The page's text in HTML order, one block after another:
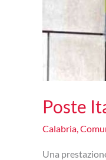
Poste
Calabria,
Una